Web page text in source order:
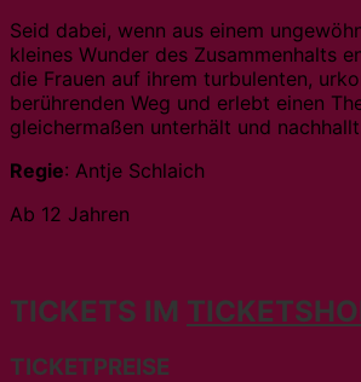
Seid dabei, wenn aus einem
kleines Wunder des Zusammenhalts
die Frauen auf ihrem turbulenten,
berührenden Weg und erlebt einen
gleichermaßen unterhält und
Regie: Antje Schlaich
Ab 12 Jahren
TICKETS IM
TICKETPREISE